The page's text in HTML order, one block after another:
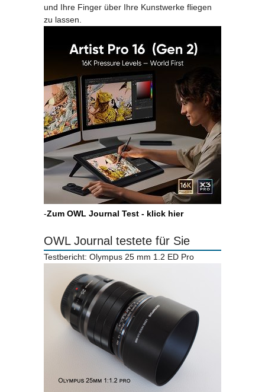
und Ihre Finger über Ihre Kunstwerke fliegen
zu lassen.
-Zum OWL Journal Test - klick hier
OWL Journal testete für Sie
Testbericht: Olympus 25 mm 1.2 ED Pro